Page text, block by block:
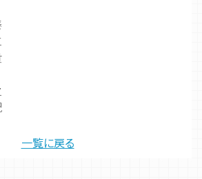
一覧に戻る